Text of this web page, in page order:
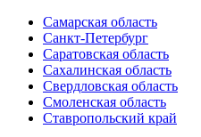
Самарская область
Санкт-Петербург
Саратовская область
Сахалинская область
Свердловская область
Смоленская область
Ставропольский край